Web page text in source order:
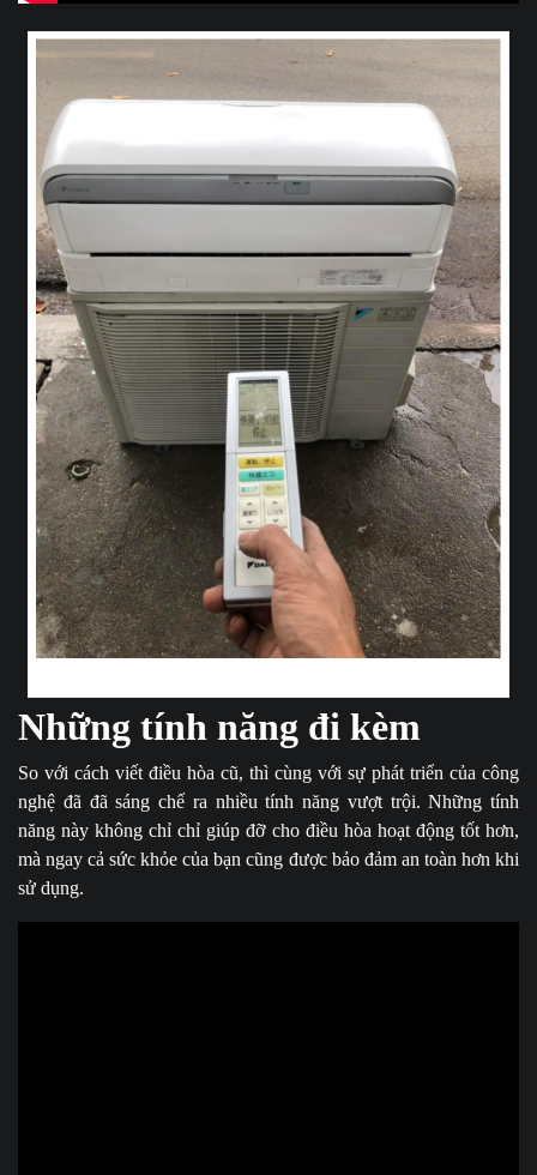
Những tính năng đi kèm
So với cách viết điều hòa cũ, thì cùng với sự phát triển của công
nghệ đã đã sáng chế ra nhiều tính năng vượt trội. Những tính
năng này không chỉ chỉ giúp đỡ cho điều hòa hoạt động tốt hơn,
mà ngay cả sức khỏe của bạn cũng được bảo đảm an toàn hơn khi
sử dụng.